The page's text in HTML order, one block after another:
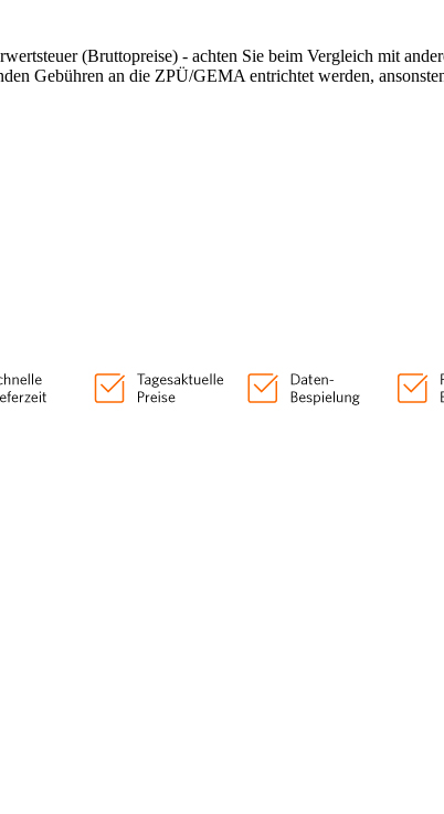
(Bruttopreise) - achten Sie beim Vergleich mit
Gebühren an die ZPÜ/GEMA entrichtet werden,